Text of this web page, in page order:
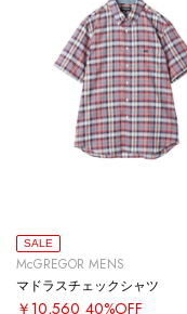
SALE
McGREGOR MENS
マドラスチェックシャツ
￥10,560 40%OFF